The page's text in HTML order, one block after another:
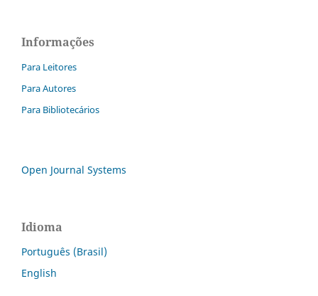
Informações
Para Leitores
Para Autores
Para Bibliotecários
Open Journal Systems
Idioma
Português (Brasil)
English